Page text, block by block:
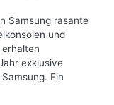
Samsung rasante
und
erhalten
exklusive
Ein